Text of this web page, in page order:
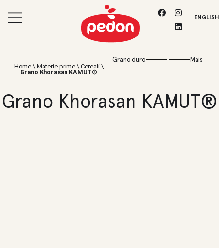
ENGLISH
Grano duro
Home\ Materie prime\ Cereali\
Grano Khorasan KAMUT®
Mais
Grano Khorasan KAMUT®